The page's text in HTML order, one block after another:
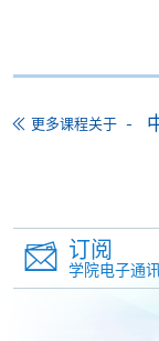
2. 支票或银行
如以划线支票
亲临学院各报
证明文件；
或可将上述
「报读课程
更多课程关于
订阅
学院电子通